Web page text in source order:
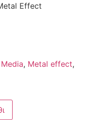
Effect
, Metal effect,